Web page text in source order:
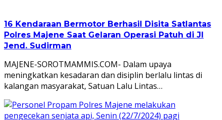
16 Kendaraan Bermotor Berhasil Disita Satlantas
Polres Majene Saat Gelaran Operasi Patuh di Jl
Jend. Sudirman
MAJENE-SOROTMAMMIS.COM- Dalam upaya
meningkatkan kesadaran dan disiplin berlalu lintas di
kalangan masyarakat, Satuan Lalu Lintas…